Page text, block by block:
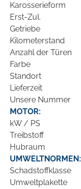
Karosserieform
Erst-Zul.
Getriebe
Kilometerstand
Anzahl der Türen
Farbe
Standort
Lieferzeit
Unsere Nummer
MOTOR:
kW / PS
Treibstoff
Hubraum
UMWELTNORMEN:
Schadstoffklasse
Umweltplakette